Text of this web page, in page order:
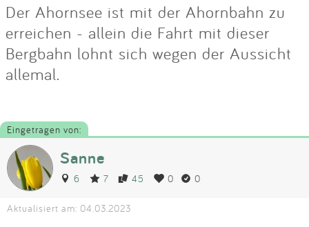
Der Ahornsee ist mit der Ahornbahn zu
erreichen - allein die Fahrt mit dieser
Bergbahn lohnt sich wegen der Aussicht
allemal.
Eingetragen von:
Sanne
6 7 45 0 0
Aktualisiert am: 04.03.2023